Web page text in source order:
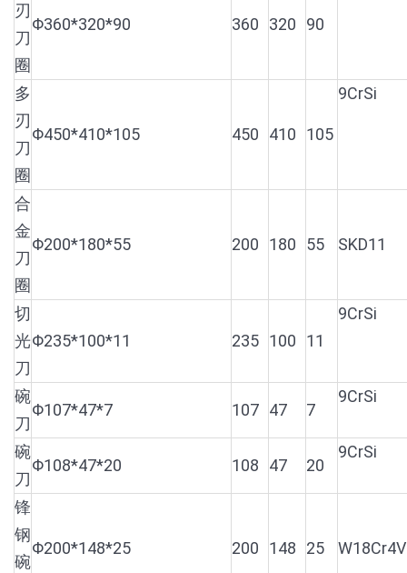
刃
刀
圈
Φ360*320*90 360 320 90
多
刃
刀
圈
Φ450*410*105 450 410 105
9CrSi
合
金
刀
圈
Φ200*180*55 200 180 55 SKD11
切
光
刀
Φ235*100*11 235 100 11
9CrSi
碗
刀
Φ107*47*7 107 47 7
9CrSi
碗
刀
Φ108*47*20 108 47 20
9CrSi
锋
钢
碗
Φ200*148*25 200 148 25